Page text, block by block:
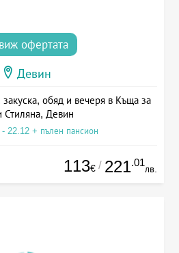
виж офертата
Девин
закуска, обяд и вечеря в Къща за
Стиляна, Девин
22.12 + пълен пансион
113€ / 221.01
лв.